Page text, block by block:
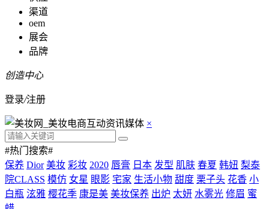
渠道
oem
展会
品牌
创造中心
登录/注册
×
#热门搜索#
保养 Dior 美妆 彩妆 2020 唇膏 日本 发型 肌肤 春夏 韩妞 梨泰
院CLASS 模仿 女星 眼影 宅家 生活小物 甜度 栗子头 花香 小
白瓶 泫雅 樱花季 康是美 美妆保养 出炉 太妍 水雾光 修眉 蜜